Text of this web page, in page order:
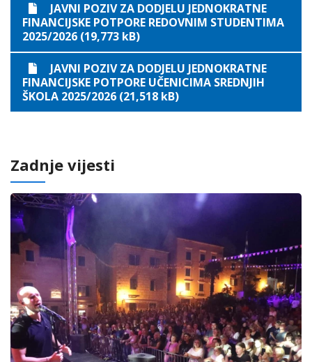
JAVNI POZIV ZA DODJELU JEDNOKRATNE
FINANCIJSKE POTPORE REDOVNIM STUDENTIMA
2025/2026 (19,773 kB)
JAVNI POZIV ZA DODJELU JEDNOKRATNE
FINANCIJSKE POTPORE UČENICIMA SREDNJIH
ŠKOLA 2025/2026 (21,518 kB)
Zadnje vijesti